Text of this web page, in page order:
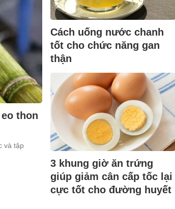
thon
và tập
Cách uống nước chanh
tốt cho chức năng gan
thận
3 khung giờ ăn trứng
giúp giảm cân cấp tốc lại
cực tốt cho đường huyết